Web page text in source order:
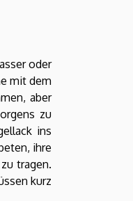
oder
mit dem
aber
zu
ins
ihre
tragen.
kurz